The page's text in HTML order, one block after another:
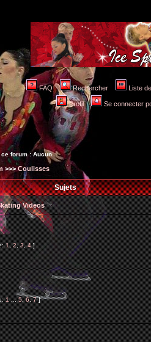
FAQ Rechercher Liste
Profil Se connecter
forum : Aucun
>>>Coulisses
Sujets
Videos
1,2,3,4]
1...5,6,7]